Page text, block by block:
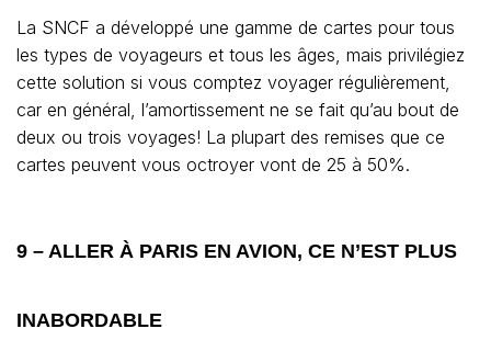
La SNCF a développé une gamme de cartes pour tous
les types de voyageurs et tous les âges, mais privilégiez
cette solution si vous comptez voyager régulièrement,
car en général, l’amortissement ne se fait qu’au bout de
deux ou trois voyages! La plupart des remises que ce
cartes peuvent vous octroyer vont de 25 à 50%.
9 – ALLER À PARIS EN AVION, CE N’EST PLUS
INABORDABLE